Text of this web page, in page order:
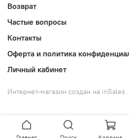
Возврат
Частые вопросы
Контакты
Оферта и политика
Личный кабинет
Интернет-магазин создан на inSales